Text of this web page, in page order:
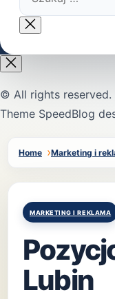
Close
search
© All rights reserved.
Theme SpeedBlog
Home Marketing i
Posted
MARKETING I REKLAMA
Lubin